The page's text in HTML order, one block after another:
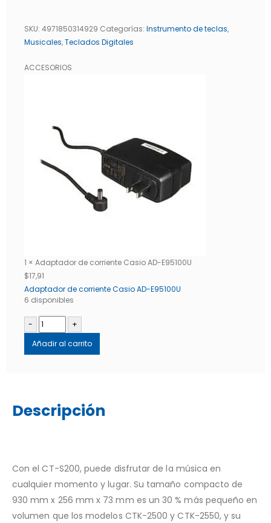
SKU: 4971850314929 Categorías: Instrumento de teclas,
Musicales,Teclados Digitales
ACCESORIOS
1 × Adaptador de corriente Casio AD-E95100U
$17,91
Adaptador de corriente Casio AD-E95100U
6 disponibles
-
+
Añadir al carrito
Descripción
Con el CT-S200, puede disfrutar de la música en
cualquier momento y lugar. Su tamaño compacto de
930 mm x 256 mm x 73 mm es un 30 % más pequeño en
volumen que los modelos CTK-2500 y CTK-2550, y su